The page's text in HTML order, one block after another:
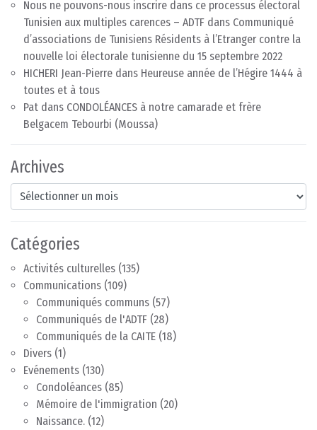
Nous ne pouvons-nous inscrire dans ce processus électoral
Tunisien aux multiples carences – ADTF dans Communiqué
d’associations de Tunisiens Résidents à l’Etranger contre la
nouvelle loi électorale tunisienne du 15 septembre 2022
HICHERI Jean-Pierre dans Heureuse année de l’Hégire 1444 à
toutes et à tous
Pat dans CONDOLÉANCES à notre camarade et frère
Belgacem Tebourbi (Moussa)
Archives
Archives
Catégories
Activités culturelles (135)
Communications (109)
Communiqués communs (57)
Communiqués de l'ADTF (28)
Communiqués de la CAITE (18)
Divers (1)
Evénements (130)
Condoléances (85)
Mémoire de l'immigration (20)
Naissance. (12)